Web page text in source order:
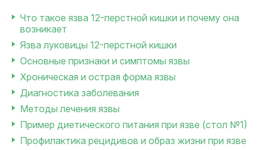
Что такое язва 12-перстной кишки и почему она
возникает
Язва луковицы 12-перстной кишки
Основные признаки и симптомы язвы
Хроническая и острая форма язвы
Диагностика заболевания
Методы лечения язвы
Пример диетического питания при язве (стол №1)
Профилактика рецидивов и образ жизни при язве